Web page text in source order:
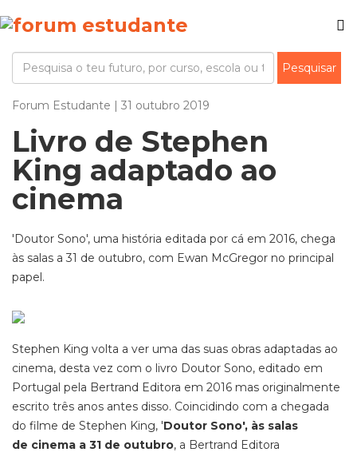
Forum Estudante | 31 outubro 2019
Livro de Stephen
King adaptado ao
cinema
'Doutor Sono', uma história editada por cá em 2016, chega
às salas a 31 de outubro, com Ewan McGregor no principal
papel.
Stephen King volta a ver uma das suas obras adaptadas ao
cinema, desta vez com o livro Doutor Sono, editado em
Portugal pela Bertrand Editora em 2016 mas originalmente
escrito três anos antes disso. Coincidindo com a chegada
do filme de Stephen King, 'Doutor Sono', às salas
de cinema a 31 de outubro, a Bertrand Editora